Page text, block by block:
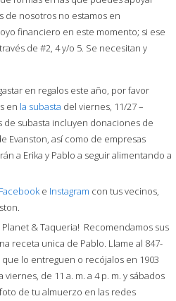
de nosotros no estamos en
financiero en este momento; si ese
de #2, 4 y/o 5. Se necesitan y
en regalos este año, por favor
en la subasta del viernes, 11/27 –
de subasta incluyen donaciones de
Evanston, así como de empresas
a Erika y Pablo a seguir alimentando a
Facebooke Instagram con tus vecinos,
& Taqueria! Recomendamos sus
receta unica de Pablo. Llame al 847-
que lo entreguen o recójalos en 1903
de 11 a. m. a 4 p. m. y sábados
de tu almuerzo en las redes